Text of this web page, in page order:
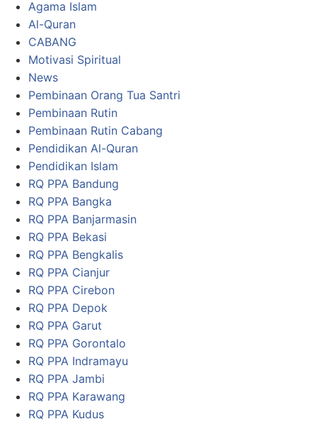
Agama Islam
Al-Quran
CABANG
Motivasi Spiritual
News
Pembinaan Orang Tua Santri
Pembinaan Rutin
Pembinaan Rutin Cabang
Pendidikan Al-Quran
Pendidikan Islam
RQ PPA Bandung
RQ PPA Bangka
RQ PPA Banjarmasin
RQ PPA Bekasi
RQ PPA Bengkalis
RQ PPA Cianjur
RQ PPA Cirebon
RQ PPA Depok
RQ PPA Garut
RQ PPA Gorontalo
RQ PPA Indramayu
RQ PPA Jambi
RQ PPA Karawang
RQ PPA Kudus